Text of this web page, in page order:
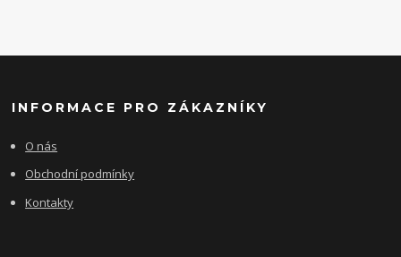
INFORMACE PRO ZÁKAZNÍKY
O nás
Obchodní podmínky
Kontakty